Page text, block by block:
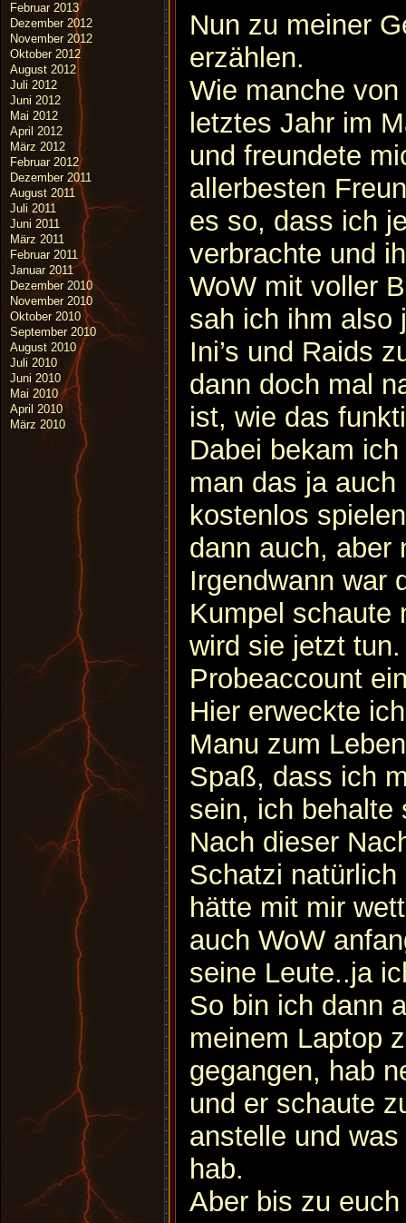
Februar 2013
Dezember 2012
November 2012
Oktober 2012
August 2012
Juli 2012
Juni 2012
Mai 2012
April 2012
März 2012
Februar 2012
Dezember 2011
August 2011
Juli 2011
Juni 2011
März 2011
Februar 2011
Januar 2011
Dezember 2010
November 2010
Oktober 2010
September 2010
August 2010
Juli 2010
Juni 2010
Mai 2010
April 2010
März 2010
Nun zu meiner
erzählen.
Wie manche
letztes Jahr im
und freundete
allerbesten
es so, dass ich
verbrachte und
WoW mit voller
sah ich ihm also
Ini’s und Raids
dann doch mal
ist, wie das
Dabei bekam
man das ja
kostenlos
dann auch, aber
Irgendwann war
Kumpel schaute
wird sie jetzt
Probeaccount
Hier erweckte
Manu zum
Spaß, dass ich
sein, ich behalte
Nach dieser
Schatzi
hätte mit mir
auch WoW
seine Leute..ja
So bin ich dann
meinem Laptop
gegangen, hab
und er schaute
anstelle und
hab.
Aber bis zu